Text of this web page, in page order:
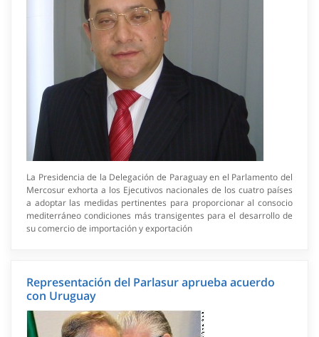
La Presidencia de la Delegación de Paraguay en el Parlamento del
Mercosur exhorta a los Ejecutivos nacionales de los cuatro países
a adoptar las medidas pertinentes para proporcionar al consocio
mediterráneo condiciones más transigentes para el desarrollo de
su comercio de importación y exportación
Representación del Parlasur aprueba acuerdo
con Uruguay